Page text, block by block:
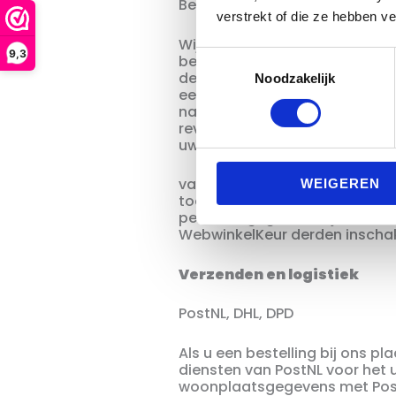
9,3
verstrekt of die ze hebben
Toestemmingsselectie
Noodzakelijk
WEIGEREN
Beoordelingen WebwinkelKeur
Wij verzamelen reviews via
bent u verplicht om een
de review aan uw bestelling
een toelichting op uw review
naam en e-mailadres met
review achter te laten.
uw persoonsgegevens te
van het leveren van de
toestemming gegeven. Alle
persoonsgegevens zijn
WebwinkelKeur derden
Verzenden en logistiek
PostNL, DHL, DPD
Als u een bestelling bij ons
diensten van PostNL voor
woonplaatsgegevens met